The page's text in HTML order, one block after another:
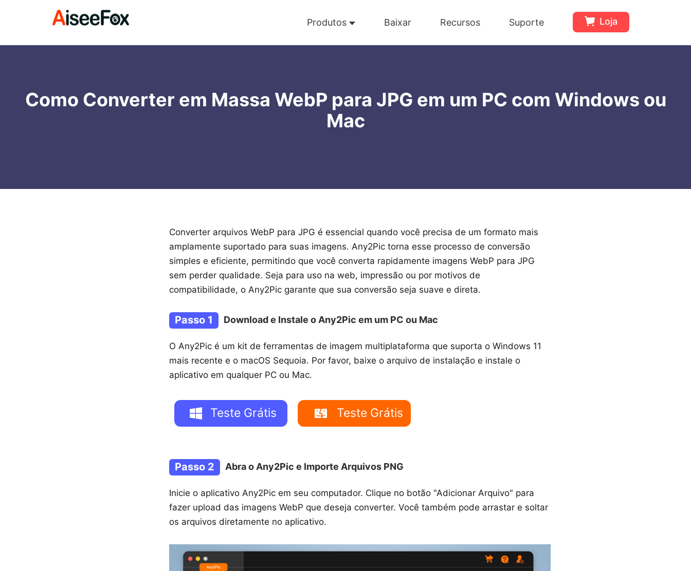
Produtos Baixar Recursos Suporte Loja
Como Converter em Massa WebP para JPG em um PC com Windows ou
Mac
Converter arquivos WebP para JPG é essencial quando você precisa de um formato mais
amplamente suportado para suas imagens. Any2Pic torna esse processo de conversão
simples e eficiente, permitindo que você converta rapidamente imagens WebP para JPG
sem perder qualidade. Seja para uso na web, impressão ou por motivos de
compatibilidade, o Any2Pic garante que sua conversão seja suave e direta.
Passo 1 Download e Instale o Any2Pic em um PC ou Mac
O Any2Pic é um kit de ferramentas de imagem multiplataforma que suporta o Windows 11
mais recente e o macOS Sequoia. Por favor, baixe o arquivo de instalação e instale o
aplicativo em qualquer PC ou Mac.
Teste Grátis Teste Grátis
Passo 2 Abra o Any2Pic e Importe Arquivos PNG
Inicie o aplicativo Any2Pic em seu computador. Clique no botão "Adicionar Arquivo" para
fazer upload das imagens WebP que deseja converter. Você também pode arrastar e soltar
os arquivos diretamente no aplicativo.